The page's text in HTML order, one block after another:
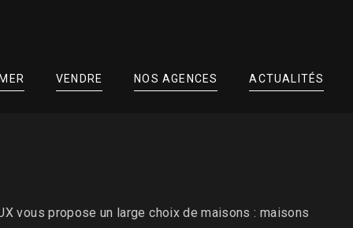
VENDRE NOS AGENCES ACTUALITÉS
vous propose un large choix de maisons : maisons